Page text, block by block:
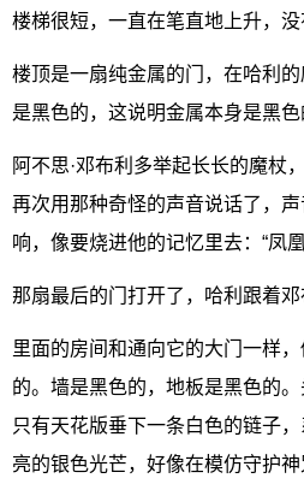
楼梯很短，一直在笔直地上升，没
楼顶是一扇纯金属的门，在哈利
是黑色的，这说明金属本身是黑色
阿不思·邓布利多举起长长的魔杖
再次用那种奇怪的声音说话了，
响，像要烧进他的记忆里去：“凤
那扇最后的门打开了，哈利跟着邓
里面的房间和通向它的大门一样
的。墙是黑色的，地板是黑色的。
只有天花版垂下一条白色的链子
亮的银色光芒，好像在模仿守护